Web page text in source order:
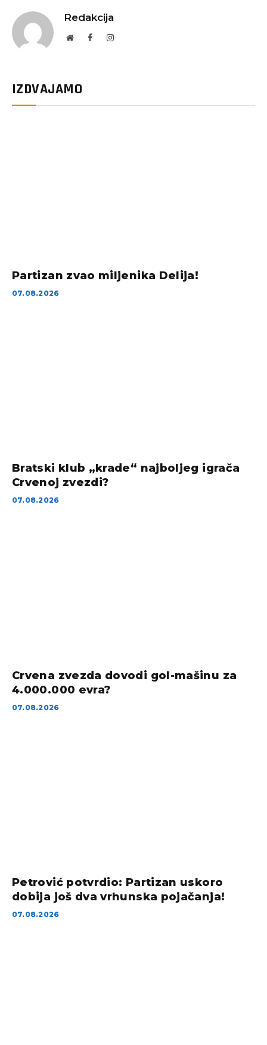
Redakcija
WebsiteFacebookInstagram
IZDVAJAMO
Partizan zvao miljenika Delija!
07.08.2026
Bratski klub „krade“ najboljeg igrača
Crvenoj zvezdi?
07.08.2026
Crvena zvezda dovodi gol-mašinu za
4.000.000 evra?
07.08.2026
Petrović potvrdio: Partizan uskoro
dobija još dva vrhunska pojačanja!
07.08.2026